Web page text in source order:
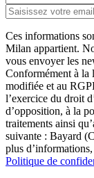
Ces informations
Milan appartient.
vous envoyer les
Conformément à la
modifiée et au
l’exercice du droit
d’opposition, à la
traitements ainsi
suivante : Bayard
plus
Politique de